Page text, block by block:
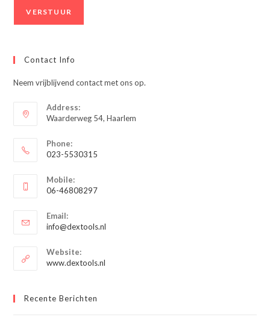
Contact Info
Neem vrijblijvend contact met ons op.
Address:
Waarderweg 54, Haarlem
Phone:
023-5530315
in
je
toepassing
Mobile:
06-46808297
in
je
toepassing
Email:
info@dextools.nl
Website:
www.dextools.nl
Recente Berichten